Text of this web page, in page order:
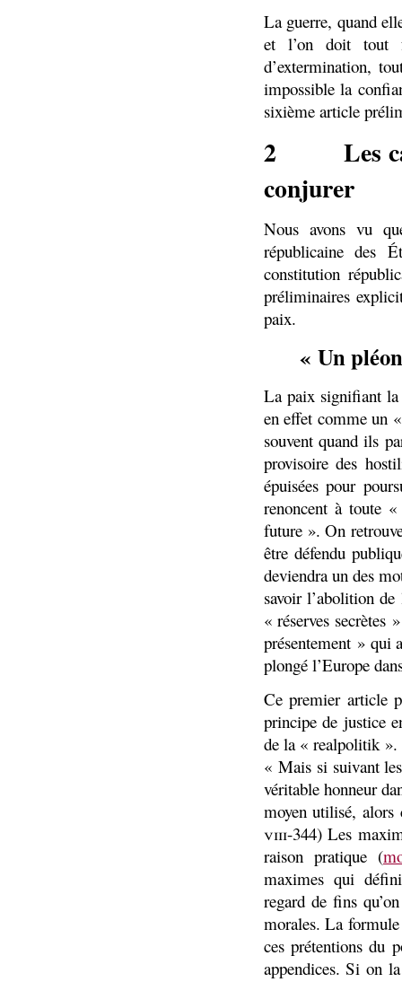
La guerre, quand
et l’on doit tout
d’extermination,
impossible la
sixième article
2
Les
conjurer
Nous avons vu
républicaine des
constitution
préliminaires
paix.
« Un
La paix signifiant la
en effet comme un
souvent quand ils
provisoire des
épuisées pour
renoncent à toute
future ». On
être défendu
deviendra un des
savoir l’abolition
« réserves secrètes
présentement » qui
plongé l’Europe
Ce premier article
principe de justice
de la « realpolitik ».
« Mais si suivant
véritable honneur
moyen utilisé, alors
viii-344) Les
raison pratique (
maximes qui
regard de fins
morales. La
ces prétentions du
appendices. Si on